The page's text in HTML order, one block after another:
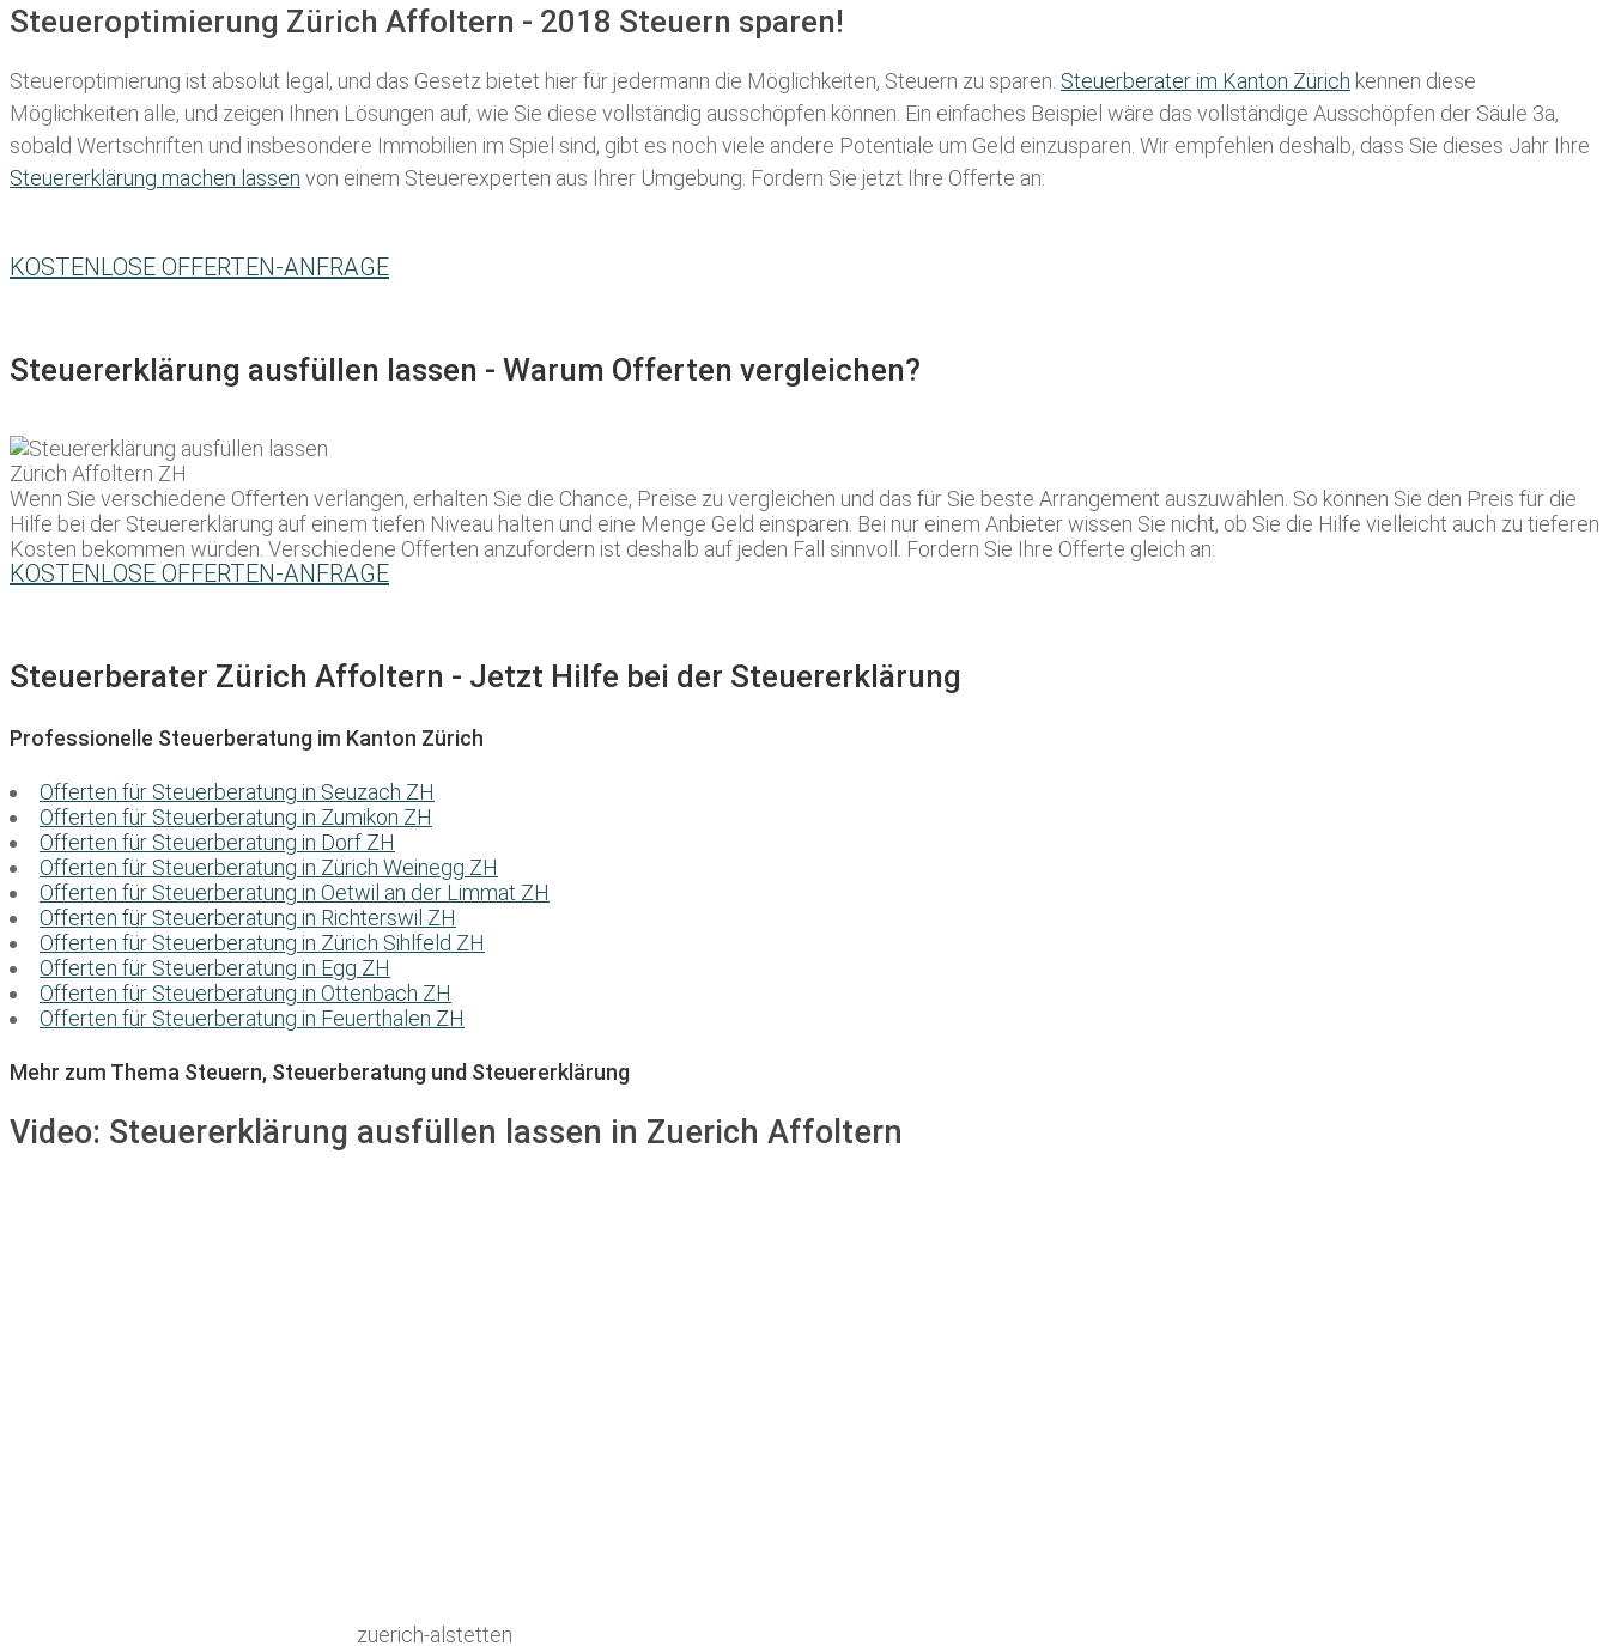
Steueroptimierung Zürich Affoltern - 2018 Steuern sparen!
Steueroptimierung ist absolut legal, und das Gesetz bietet hier für jedermann die Möglichkeiten, Steuern zu sparen. Steuerberater im K anton Zürich kennen diese
Möglichkeiten alle, und zeigen Ihnen Lösungen auf, wie Sie diese vollständig ausschöpfen können. Ein einfaches Beispiel wäre das vollständige Ausschöpfen der Säule 3a,
sobald Wertschriften und insbesondere Immobilien im Spiel sind, gibt es noch viele andere Potentiale um Geld einzusparen. Wir empfehlen deshalb, dass Sie dieses Jahr Ihre
Steuererklärung machen lassen von einem Steuerexperten aus Ihrer Umgebung. Fordern Sie jetzt Ihre Offerte an:
KOSTENLOSE OFFERTEN-ANFRAGE
Steuererklärung ausfüllen lassen - Warum Offerten vergleichen?
Wenn Sie verschiedene Offerten verlangen, erhalten Sie die Chance, Preise zu vergleichen und das für Sie beste Arrangement auszuwählen. So können Sie den Preis für die
Hilfe bei der Steuererklärung auf einem tiefen Niveau halten und eine Menge Geld einsparen. Bei nur einem Anbieter wissen Sie nicht, ob Sie die Hilfe vielleicht auch zu tieferen
Kosten bekommen würden. Verschiedene Offerten anzufordern ist deshalb auf jeden Fall sinnvoll. Fordern Sie Ihre Offerte gleich an:
KOSTENLOSE OFFERTEN-ANFRAGE
Steuerberater Zürich Affoltern - Jetzt Hilfe bei der Steuererklärung
Professionelle Steuerberatung im Kanton Zürich
Offerten für Steuerberatung in Seuzach ZH
Offerten für Steuerberatung in Zumikon ZH
Offerten für Steuerberatung in Dorf ZH
Offerten für Steuerberatung in Zürich Weinegg ZH
Offerten für Steuerberatung in Oetwil an der Limmat ZH
Offerten für Steuerberatung in Richterswil ZH
Offerten für Steuerberatung in Zürich Sihlfeld ZH
Offerten für Steuerberatung in Egg ZH
Offerten für Steuerberatung in Ottenbach ZH
Offerten für Steuerberatung in Feuerthalen ZH
Mehr zum Thema Steuern, Steuerberatung und Steuererklärung
Video: Steuererklärung ausfüllen lassen in Zuerich Affoltern
zuerich-alstetten